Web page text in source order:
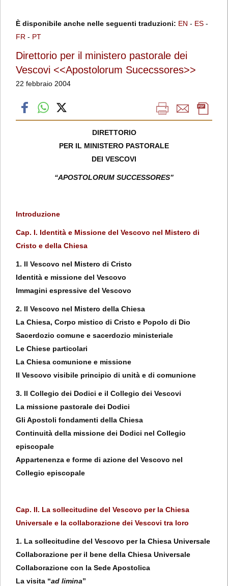
È disponibile anche nelle seguenti traduzioni: EN - ES -
FR - PT
Direttorio per il ministero pastorale dei
Vescovi <<Apostolorum Sucecssores>>
22 febbraio 2004
DIRETTORIO
PER IL MINISTERO PASTORALE
DEI VESCOVI
“APOSTOLORUM SUCCESSORES”
Introduzione
Cap. I. Identità e Missione del Vescovo nel Mistero di
Cristo e della Chiesa
1. Il Vescovo nel Mistero di Cristo
Identità e missione del Vescovo
Immagini espressive del Vescovo
2. Il Vescovo nel Mistero della Chiesa
La Chiesa, Corpo mistico di Cristo e Popolo di Dio
Sacerdozio comune e sacerdozio ministeriale
Le Chiese particolari
La Chiesa comunione e missione
Il Vescovo visibile principio di unità e di comunione
3. Il Collegio dei Dodici e il Collegio dei Vescovi
La missione pastorale dei Dodici
Gli Apostoli fondamenti della Chiesa
Continuità della missione dei Dodici nel Collegio
episcopale
Appartenenza e forme di azione del Vescovo nel
Collegio episcopale
Cap. II. La sollecitudine del Vescovo per la Chiesa
Universale e la collaborazione dei Vescovi tra loro
1. La sollecitudine del Vescovo per la Chiesa Universale
Collaborazione per il bene della Chiesa Universale
Collaborazione con la Sede Apostolica
La visita “ad limina”